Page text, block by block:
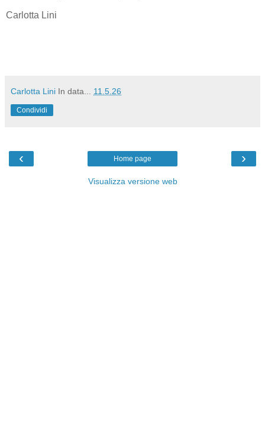
Carlotta Lini
Carlotta Lini In data... 11.5.26
Condividi
‹ ›
Home page
Visualizza versione web